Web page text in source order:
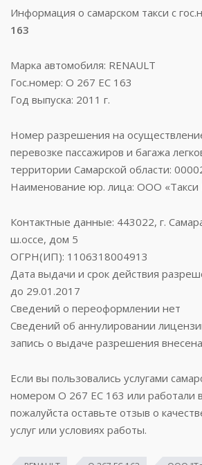
Информация о самарском такси с
163
Марка автомобиля: RENAULT
Гос.номер: О 267 ЕС 163
Год выпуска: 2011 г.
Номер разрешения на
перевозке пассажиров и багажа
территории Самарской области:
Наименование юр. лица: ООО
Контактные данные: 443022, г.
ш.оссе, дом 5
ОГРН(ИП): 1106318004913
Дата выдачи и срок действия
до 29.01.2017
Сведений о переоформлении нет
Сведений об аннулировании
запись о выдаче разрешения
Если вы пользовались услугами
номером О 267 ЕС 163 или работали
пожалуйста оставьте отзыв о
услуг или условиях работы.